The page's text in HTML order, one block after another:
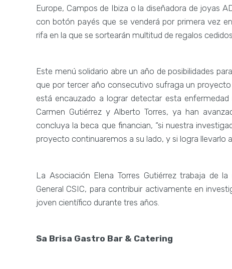
Europe, Campos de Ibiza o la diseñadora de joyas
con botón payés que se venderá por primera vez
rifa en la que se sortearán multitud de regalos
Este menú solidario abre un año de posibilidades
que por tercer año consecutivo sufraga un
está encauzado a lograr detectar esta
Carmen Gutiérrez y Alberto Torres, ya han
concluya la beca que financian, “si nuestra
proyecto continuaremos a su lado, y si logra llevarlo
La Asociación Elena Torres Gutiérrez trabaja de
General CSIC, para contribuir activamente en
joven científico durante tres años.
Sa Brisa Gastro Bar & Catering